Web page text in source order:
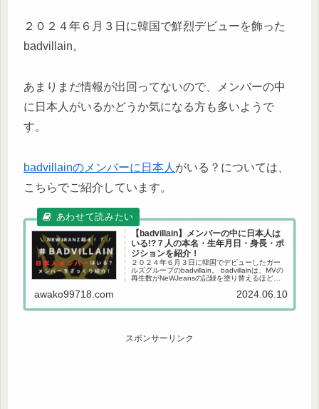
２０２４年６月３日に韓国で鮮烈デビューを飾った
badvillain。
あまりまだ情報が出回ってないので、メンバーの中
に日本人がいるかどうか気になる方も多いようで
す。
badvillainのメンバーに日本人 がいる？については、
こちらでご紹介しています。
【badvillain】メンバーの中に日本人は
いる!?７人の本名・生年月日・身長・ポ
ジションを紹介！
２０２４年６月３日に韓国でデビューしたガー
ルズグループのbadvillain。 badvillainは、MVの
再生数がNeWJeansの記録を塗り替えるほどの
awako99718.com 2024.06.10
スポンサーリンク